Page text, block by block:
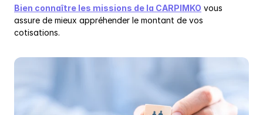
Bien connaître les missions de la CARPIMKO vous
assure de mieux appréhender le montant de vos
cotisations.